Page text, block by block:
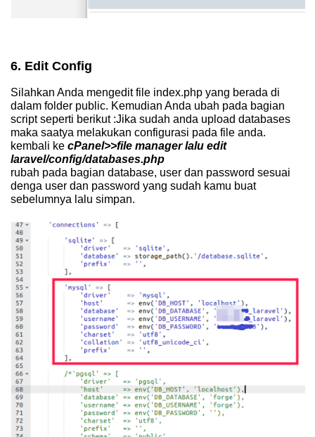
6. Edit Config
Silahkan Anda mengedit file index.php yang berada di
dalam folder public. Kemudian Anda ubah pada bagian
script seperti berikut :Jika sudah anda upload databases
maka saatya melakukan configurasi pada file anda.
kembali ke cPanel>>file manager lalu edit
laravel/config/databases.php
rubah pada bagian database, user dan password sesuai
denga user dan password yang sudah kamu buat
sebelumnya lalu simpan.